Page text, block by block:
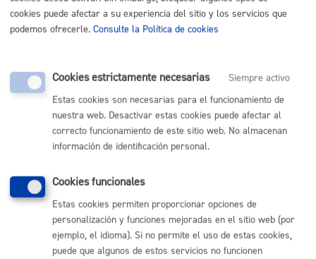
Reguladora de la actuación municipal para la protección del
vecindario frente a las actividades que produzcan
Ordenanza Reguladora de las Instalaciones Radioeléctricas
pertenecientes a las redes de telecomunicaciones. -Ordenanza
Reguladora de la actuación municipal frente a la contaminación
acústica por ruidos y vibraciones. - Ordenanza Municipal para la
promoción de la accesibilidad a las viviendas situadas en las
y Urbanismo - Ley de 16 de diciembre de 1954 sobre
Expropiación Forzosa - Decreto de 26 de abril de 1957 por el que
se aprueba el Reglamento de la Ley de Expropiación Forzosa
Destinatarios
cookies puede afectar a su experiencia del sitio y los servicios que
podemos ofrecerle. Consulte la Política de cookies
Cookies estrictamente necesarias
Siempre activo
Estas cookies son necesarias para el funcionamiento de
nuestra web. Desactivar estas cookies puede afectar al
correcto funcionamiento de este sitio web. No almacenan
información de identificación personal.
Cookies funcionales
Estas cookies permiten proporcionar opciones de
personalización y funciones mejoradas en el sitio web (por
ejemplo, el idioma). Si no permite el uso de estas cookies,
puede que algunos de estos servicios no funcionen